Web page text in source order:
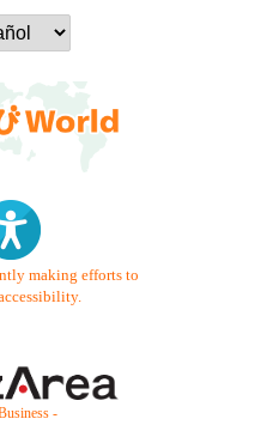
making efforts to
-